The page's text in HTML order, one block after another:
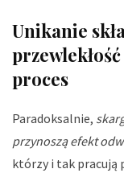
Unikanie
proces
Paradoksalnie,
przynoszą efekt
którzy i tak pracują